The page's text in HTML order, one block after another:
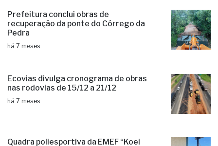
Prefeitura conclui obras de
recuperação da ponte do Córrego da
Pedra
há 7 meses
Ecovias divulga cronograma de obras
nas rodovias de 15/12 a 21/12
há 7 meses
Quadra poliesportiva da EMEF “Koei